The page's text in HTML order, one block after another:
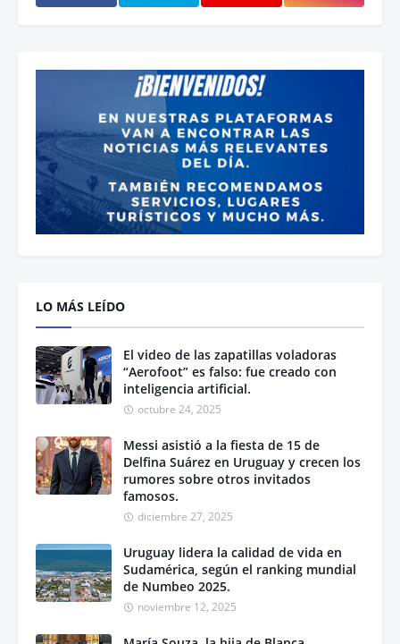
LO MÁS LEÍDO
El video de las zapatillas voladoras
“Aerofoot” es falso: fue creado con
inteligencia artificial.
octubre 24, 2025
Messi asistió a la fiesta de 15 de
Delfina Suárez en Uruguay y crecen los
rumores sobre otros invitados
famosos.
diciembre 27, 2025
Uruguay lidera la calidad de vida en
Sudamérica, según el ranking mundial
de Numbeo 2025.
noviembre 12, 2025